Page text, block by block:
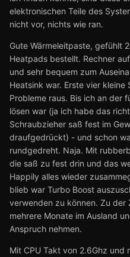
elektronischen Teile des
nicht vor, nichts wie ran.
Gute Wärmeleitpaste, gefühlt
Heatpads bestellt. Rechner
und sehr bequem zum
Heatsink war. Erste vier kleine
Probleme raus. Bis ich an der
lösen war (ja ich habe das
Schraubzieher saß fest im
draufgedrückt) - und schon
rundgedreht. Naja. Mit
die saß zu fest drin und das
Happily alles wieder
blieb war Turbo Boost
verwenden zu können. Zu
mehrere Monate im Ausland
Anspruch nehmen.
Mit CPU Takt von 2.6Ghz und